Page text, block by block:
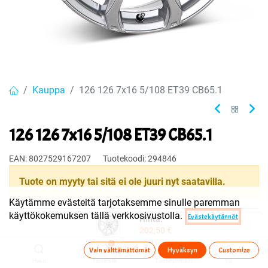
Hinta:
202,50 €
0
Toivelista Tuoteryhmä(t)
Kauppa 126 126 7x16 5/108 ET39 CB65.1
126 126 7x16 5/108 ET39 CB65.1
EAN:8027529167207 Tuotekoodi:294846
Tuote on myyty tai sitä ei ole juuri nyt saatavilla.
Käytämme evästeitä tarjotaksemme sinulle paremman
käyttökokemuksen tällä verkkosivustolla.
Evästekäytännöt
Vain välttämättömät Hyväksyn Customize